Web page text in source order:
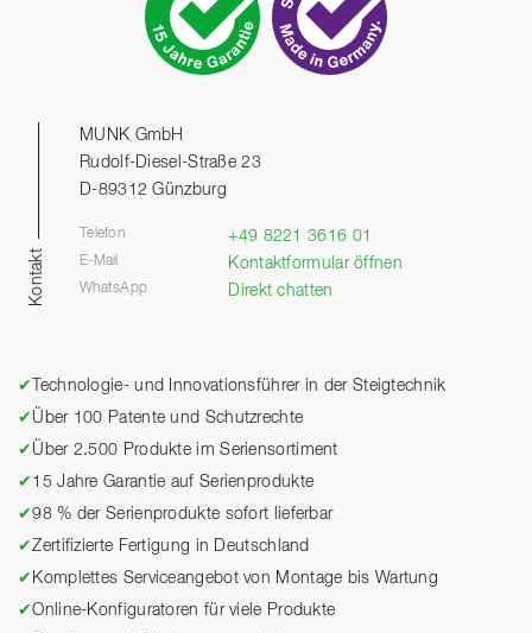
Kontakt
MUNK GmbH
Rudolf-Diesel-Straße 23
D-89312 Günzburg
Telefon +49 8221 3616 01
E-Mail Kontaktformular öffnen
WhatsApp Direkt chatten
✔
Technologie- und Innovationsführer in der Steigtechnik
✔ Über 100 Patente und Schutzrechte
✔ Über 2.500 Produkte im Seriensortiment
✔ 15 Jahre Garantie auf Serienprodukte
✔98 % der Serienprodukte sofort lieferbar
✔Zertifizierte Fertigung in Deutschland
✔ Komplettes Serviceangebot von Montage bis Wartung
✔Online-Konfiguratoren für viele Produkte